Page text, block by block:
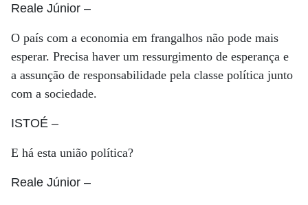
Reale Júnior –
O país com a economia em frangalhos não pode mais
esperar. Precisa haver um ressurgimento de esperança e
a assunção de responsabilidade pela classe política junto
com a sociedade.
ISTOÉ –
E há esta união política?
Reale Júnior –